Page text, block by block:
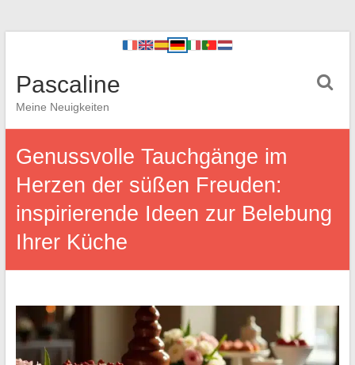
Pascaline
Meine Neuigkeiten
Genussvolle Tauchgänge im
Herzen der süßen Freuden:
inspirierende Ideen zur Belebung
Ihrer Küche